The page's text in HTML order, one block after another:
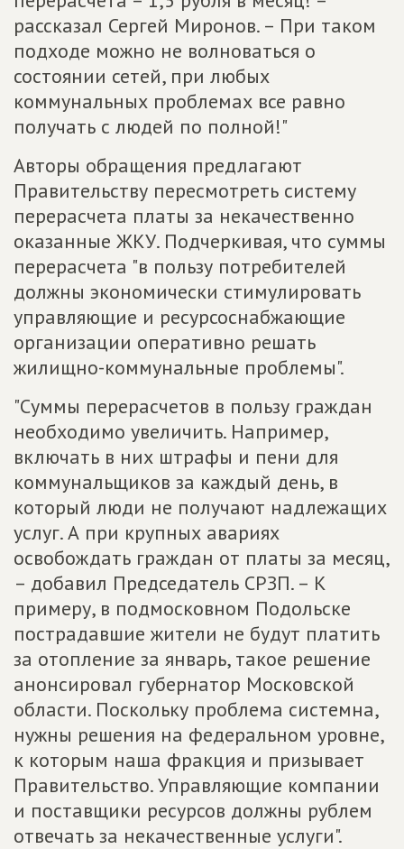
рассказал Сергей Миронов. – При таком
подходе можно не волноваться о
состоянии сетей, при любых
коммунальных проблемах все равно
получать с людей по полной!"
Авторы обращения предлагают
Правительству пересмотреть систему
перерасчета платы за некачественно
оказанные ЖКУ. Подчеркивая, что суммы
перерасчета "в пользу потребителей
должны экономически стимулировать
управляющие и ресурсоснабжающие
организации оперативно решать
жилищно-коммунальные проблемы".
"Суммы перерасчетов в пользу граждан
необходимо увеличить. Например,
включать в них штрафы и пени для
коммунальщиков за каждый день, в
который люди не получают надлежащих
услуг. А при крупных авариях
освобождать граждан от платы за месяц,
– добавил Председатель СРЗП. – К
примеру, в подмосковном Подольске
пострадавшие жители не будут платить
за отопление за январь, такое решение
анонсировал губернатор Московской
области. Поскольку проблема системна,
нужны решения на федеральном уровне,
к которым наша фракция и призывает
Правительство. Управляющие компании
и поставщики ресурсов должны рублем
отвечать за некачественные услуги".